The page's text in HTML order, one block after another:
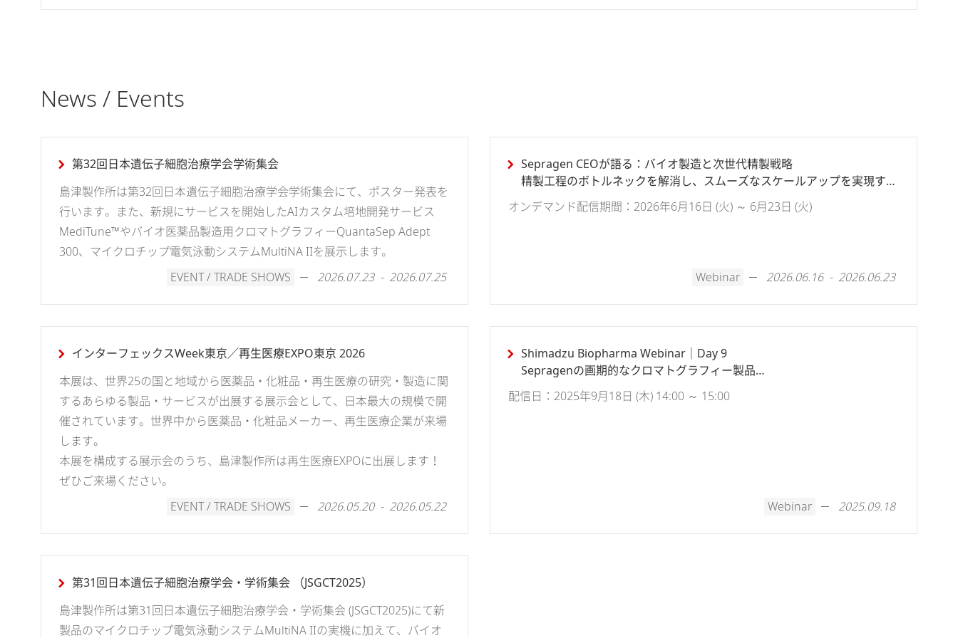
News / Events
第32回日本遺伝子細胞治療学会学術集会
島津製作所は第32回日本遺伝子細胞治療学会学術集会にて、ポスター発表を
行います。また、新規にサービスを開始したAIカスタム培地開発サービス
MediTune™やバイオ医薬品製造用クロマトグラフィーQuantaSep Adept
300、マイクロチップ電気泳動システムMultiNA IIを展示します。
EVENT / TRADE SHOWS
2026.07.23 - 2026.07.25
Sepragen CEOが語る：バイオ製造と次世代精製戦略
精製工程のボトルネックを解消し、スムーズなスケールアップを実現する
方法
オンデマンド配信期間：2026年6月16日 (火) ～ 6月23日 (火)
Webinar 2026.06.16 - 2026.06.23
インターフェックスWeek東京／再生医療EXPO東京 2026
本展は、世界25の国と地域から医薬品・化粧品・再生医療の研究・製造に関
するあらゆる製品・サービスが出展する展示会として、日本最大の規模で開
催されています。世界中から医薬品・化粧品メーカー、再生医療企業が来場
します。
本展を構成する展示会のうち、島津製作所は再生医療EXPOに出展します！
ぜひご来場ください。
EVENT / TRADE SHOWS
2026.05.20 - 2026.05.22
Shimadzu Biopharma Webinar｜Day 9
Sepragenの画期的なクロマトグラフィー製品で
ダウンストリーム精製プロセスの生産性向上を！
配信日：2025年9月18日 (木) 14:00 ～ 15:00
Webinar 2025.09.18
第31回日本遺伝子細胞治療学会・学術集会 （JSGCT2025）
島津製作所は第31回日本遺伝子細胞治療学会・学術集会 (JSGCT2025)にて新
製品のマイクロチップ電気泳動システムMultiNA IIの実機に加えて、バイオ